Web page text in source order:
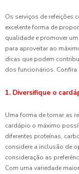
Os serviços de refeições
excelente forma de
qualidade e promover
para aproveitar ao
dicas que podem
dos funcionários.
1. Diversifique o
Uma forma de tornar as
cardápio o máximo
diferentes proteínas,
considere a inclusão de
consideração as
Com uma variedade